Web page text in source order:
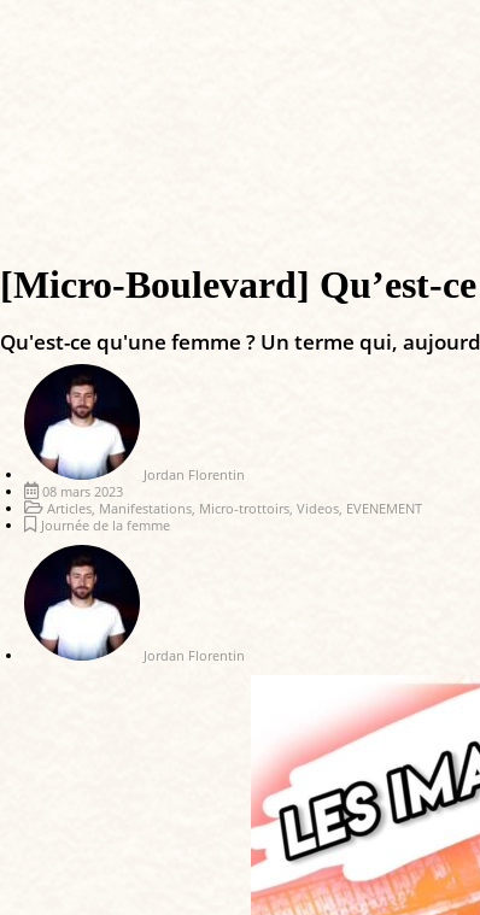
[Micro-Boulevard] Qu’est-
Qu'est-ce qu'une femme ? Un terme qui,
Jordan Florentin
08 mars 2023
Articles Manifestations Micro-trottoirs Videos EVENEMENT
Journée de la femme
Jordan Florentin